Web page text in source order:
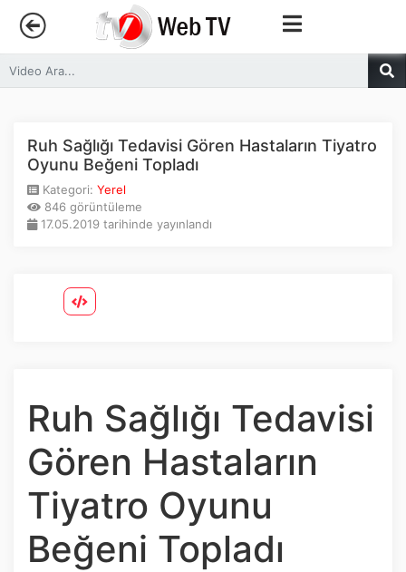
Anasayfa
Canlı Yayın
Kategoriler
İnstagram
Twitter
Google Play
App Store
Ruh Sağlığı Tedavisi Gören Hastaların Tiyatro
Oyunu Beğeni Topladı
Kategori: Yerel
846 görüntüleme
17.05.2019 tarihinde yayınlandı
Ruh Sağlığı Tedavisi
Gören Hastaların
Tiyatro Oyunu
Beğeni Topladı